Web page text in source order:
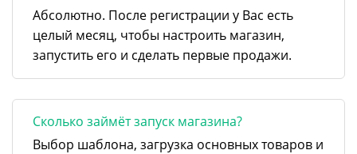
Абсолютно. После регистрации у Вас есть
целый месяц, чтобы настроить магазин,
запустить его и сделать первые продажи.
Сколько займёт запуск магазина?
Выбор шаблона, загрузка основных товаров и